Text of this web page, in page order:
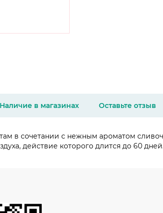
Наличие в магазинах Оставьте отзыв
в сочетании с нежным ароматом
действие которого длится до 60